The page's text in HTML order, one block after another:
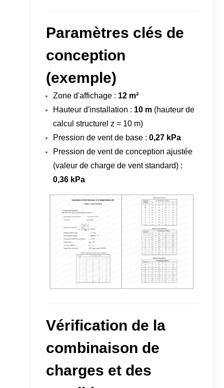
Paramètres clés de
conception
(exemple)
Zone d'affichage : 12 m²
Hauteur d'installation : 10 m (hauteur de
calcul structurel z = 10 m)
Pression de vent de base :0,27 kPa
Pression de vent de conception ajustée
(valeur de charge de vent standard) :
0,36 kPa
Vérification de la
combinaison de
charges et des